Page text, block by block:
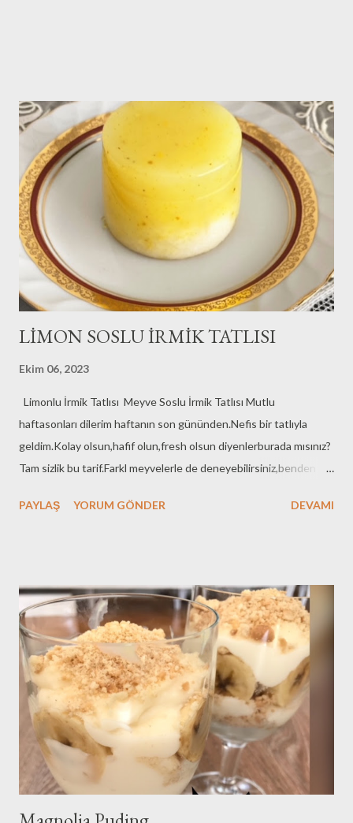
LİMON SOSLU İRMİK TATLISI
Ekim 06, 2023
Limonlu İrmik Tatlısı Meyve Soslu İrmik Tatlısı Mutlu
haftasonları dilerim haftanın son gününden.Nefis bir tatlıyla
geldim.Kolay olsun,hafif olun,fresh olsun diyenlerburada mısınız?
Tam sizlik bu tarif.Farkl meyvelerle de deneyebilirsiniz,benden
Tatlısı için: ❇️1 litre süt ❇️1su bardağı toz şeker ❇️1 su bardağı
İrmik Tatlısı Nasıl Yapılır? *Öncelikle Limonlu sosu
hazırlayalım.Bütün malzemeleri pişireceğimiz tencereye alalım ve
karıştıra karıştıra kıvam alana dek pişirelim.Ve sonra önceden
ıslattığınız Kalıba (yada porsiyonluk kalıplara)alalım. *Şimdi irmik
tatlımızı yapalım.Vanilin dışındaki tüm malzemeleri pişireceğimiz
tencereye alalım ve karıştıra karıştıra kıvam alana dek
pişirelim.Kıvamlanmaya başlayınca ...
PAYLAŞ YORUM GÖNDER DEVAMI